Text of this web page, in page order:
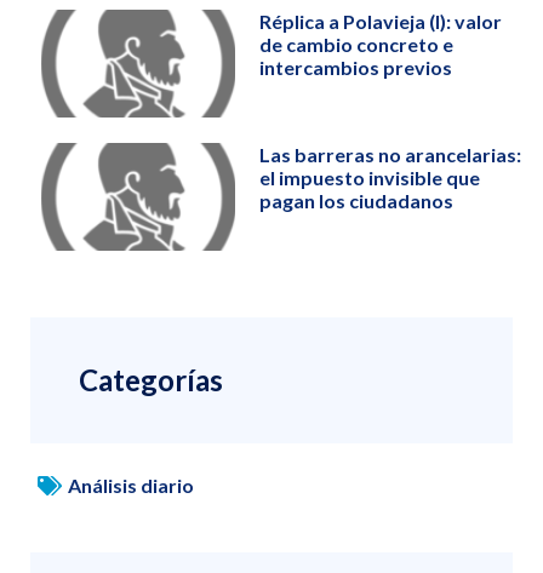
Réplica a Polavieja (I): valor
de cambio concreto e
intercambios previos
Las barreras no arancelarias:
el impuesto invisible que
pagan los ciudadanos
Categorías
Análisis diario